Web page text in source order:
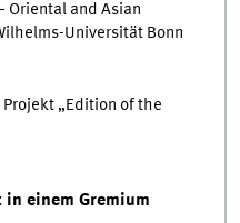
Oriental and Asian
Universität Bonn
„Edition of the
einem Gremium